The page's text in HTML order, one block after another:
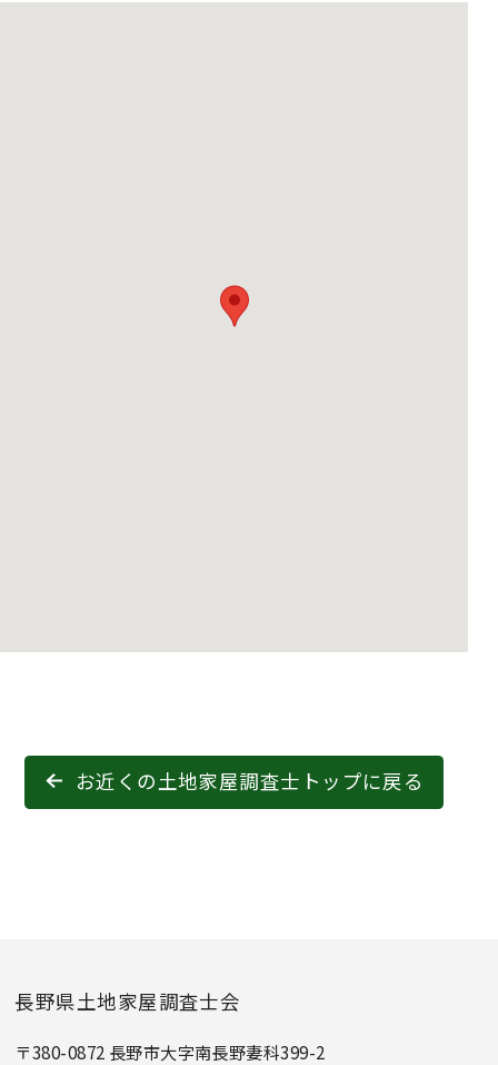
お近くの土地家屋調査士トップに戻る
長野県土地家屋調査士会
〒380-0872 長野市大字南長野妻科399-2